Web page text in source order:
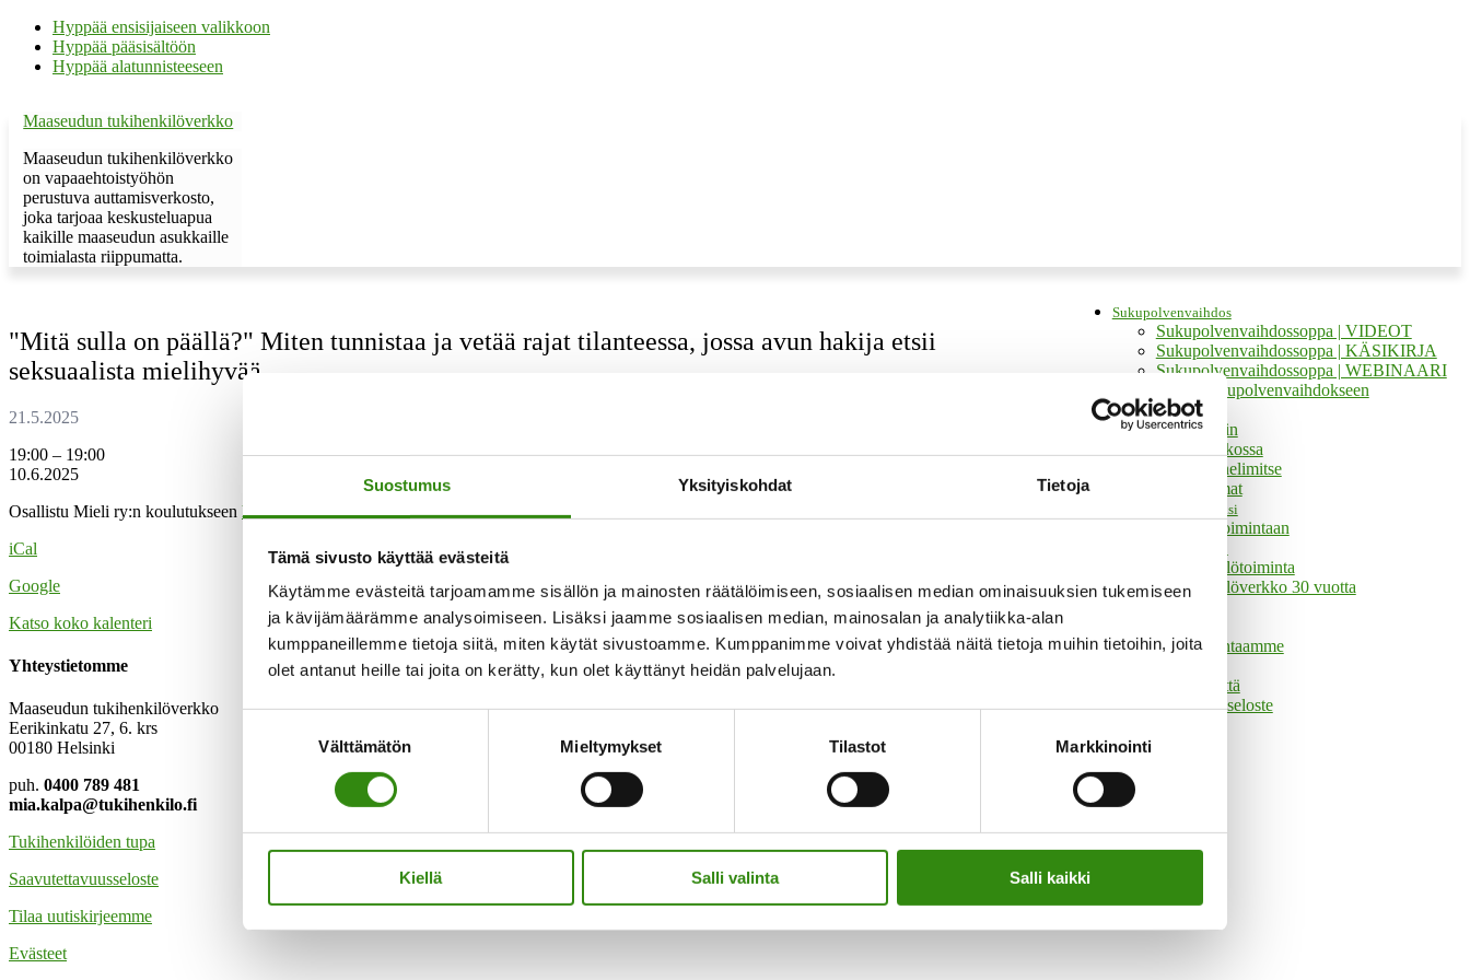
Suostumus Yksityiskohdat Tietoja
Tämä sivusto käyttää evästeitä
Käytämme evästeitä tarjoamamme sisällön ja mainosten räätälöimiseen, sosiaalisen median ominaisuuksien tukemiseen
ja kävijämäärämme analysoimiseen. Lisäksi jaamme sosiaalisen median, mainosalan ja analytiikka-alan
kumppaneillemme tietoja siitä, miten käytät sivustoamme. Kumppanimme voivat yhdistää näitä tietoja muihin tietoihin, joita
olet antanut heille tai joita on kerätty, kun olet käyttänyt heidän palvelujaan.
Välttämätön Mieltymykset Tilastot Markkinointi
Kiellä Salli valinta Salli kaikki
Hyppää ensisijaiseen valikkoon
Hyppää pääsisältöön
Hyppää alatunnisteeseen
Maaseudun tukihenkilöverkko
Maaseudun tukihenkilöverkko
on vapaaehtoistyöhön
perustuva auttamisverkosto,
joka tarjoaa keskusteluapua
kaikille maaseudun asukkaille
toimialasta riippumatta.
Sukupolvenvaihdos
Sukupolvenvaihdossoppa | VIDEOT
Sukupolvenvaihdossoppa | KÄSIKIRJA
Sukupolvenvaihdossoppa | WEBINAARI
Tukea sukupolvenvaihdokseen
Tukea ja apua
Apua kotiin
Tukea verkossa
Tukea puhelimitse
Tuetut lomat
Tule vapaaehtoiseksi
Mukaan toimintaan
Tukihenkilötoiminta
Tukihenkilöverkko 30 vuotta
Tue toimintaamme
Ota yhteyttä
Tietosuojaseloste
"Mitä sulla on päällä?" Miten tunnistaa ja vetää rajat tilanteessa, jossa avun hakija etsii
seksuaalista mielihyvää
"Mitä
sulla
päällä?"
tunnistaa
vetää
tilanteessa,
avun
etsii
seksuaalista
mielihyvää
19:00 – 19:00
10.6.2025
Osallistu Mieli ry:n koulutukseen klikkaamalla tästä 10.6.2025 klo 17.
iCal
Google
Katso koko kalenteri
Yhteystietomme
Maaseudun tukihenkilöverkko
Eerikinkatu 27, 6. krs
00180 Helsinki
puh. 0400 789 481
mia.kalpa@tukihenkilo.fi
Tukihenkilöiden tupa
Saavutettavuusseloste
Tilaa uutiskirjeemme
Evästeet